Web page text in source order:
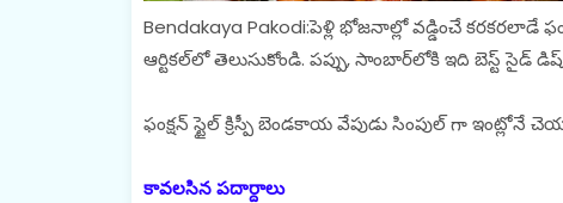
Bendakaya Pakodi:పెళ్లి భోజనాల్లో వడ్డించే
ఆర్టికల్‌లో తెలుసుకోండి. పప్పు, సాంబార్‌లోకి ఇది బెస్ట్ సైడ్
ఫంక్షన్ స్టైల్ క్రిస్పీ బెండకాయ వేపుడు సింపుల్ గా
కావలసిన పదార్దాలు